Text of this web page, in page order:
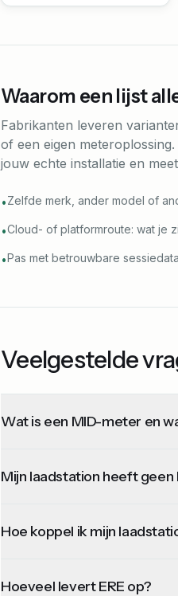
Waarom een lijst
Fabrikanten leveren
of een eigen
jouw echte installatie en
•Zelfde merk, ander model of
•Cloud- of platformroute: wat je
•Pas met betrouwbare
Veelgestelde
Wat is een MID-meter en
Mijn laadstation heeft geen
Hoe koppel ik mijn
Hoeveel levert ERE op?